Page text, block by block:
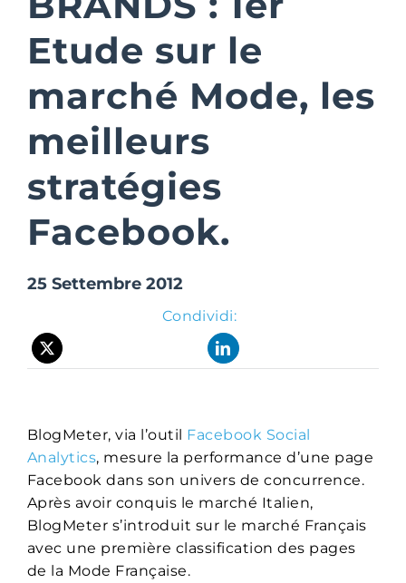
Suite Login
Etude sur le
marché Mode, les
meilleurs
stratégies
Facebook.
25 Settembre 2012
Condividi:
BlogMeter, via l’outil Facebook Social
Analytics, mesure la performance d’une page
Facebook dans son univers de concurrence.
Après avoir conquis le marché Italien,
BlogMeter s’introduit sur le marché Français
avec une première classification des pages
de la Mode Française.